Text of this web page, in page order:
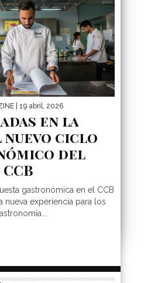
| 19 abril, 2026
en la
nuevo ciclo
del
gastronómica en el CCB
nueva experiencia para los